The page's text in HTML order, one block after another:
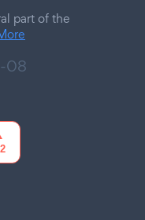
part of the
08